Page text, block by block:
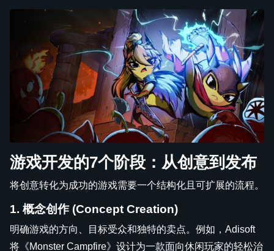
游戏开发的7个阶段：从创意到发布
将创意转化为成功的游戏需要一个结构化且可扩展的流程。
1. 概念创作 (Concept Creation)
明确游戏的方向、目标受众和独特的卖点。例如，Adisoft
将《Monster Campfire》设计为一款面向休闲玩家的轻松治